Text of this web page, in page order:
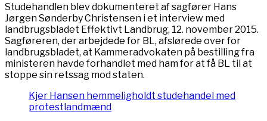
Studehandlen blev dokumenteret af sagfører Hans
Jørgen Sønderby Christensen i et interview med
landbrugsbladet Effektivt Landbrug, 12. november 2015.
Sagføreren, der arbejdede for BL, afslørede over for
landbrugsbladet, at Kammeradvokaten på bestilling fra
ministeren havde forhandlet med ham for at få BL til at
stoppe sin retssag mod staten.
Kjer Hansen hemmeligholdt studehandel med
protestlandmænd